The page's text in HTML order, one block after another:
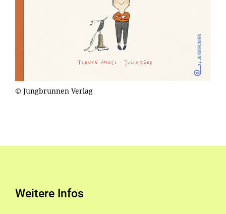
© Jungbrunnen Verlag
Weitere Infos